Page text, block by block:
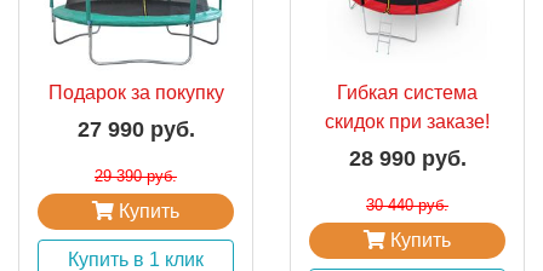
Подарок за покупку
27 990 руб.
29 390 руб.
Купить
Купить в 1 клик
Гибкая система
скидок при заказе!
28 990 руб.
30 440 руб.
Купить